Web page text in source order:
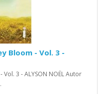
Bloom - Vol. 3 -
3 - ALYSON NOËL Autor